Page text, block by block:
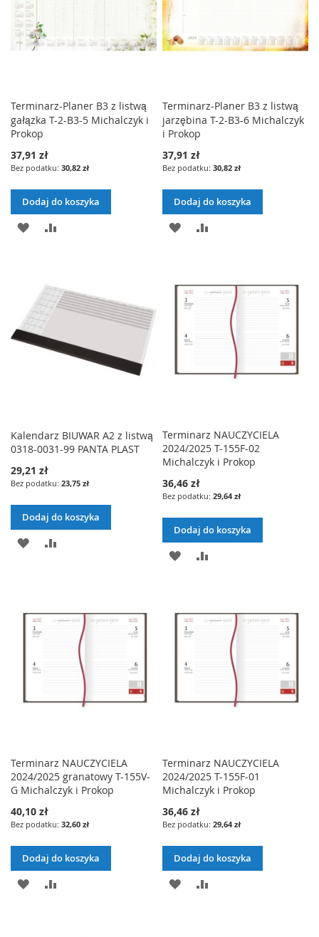
Terminarz-Planer B3 z listwą
gałązka T-2-B3-5 Michalczyk i
Prokop
37,91 zł
30,82 zł
Dodaj do koszyka
DODAJ
ŻYCZEŃ
Terminarz-Planer B3 z listwą
jarzębina T-2-B3-6 Michalczyk
i Prokop
37,91 zł
30,82 zł
Dodaj do koszyka
DODAJ
ŻYCZEŃ
Kalendarz BIUWAR A2 z listwą
0318-0031-99 PANTA PLAST
29,21 zł
23,75 zł
Dodaj do koszyka
DODAJ
ŻYCZEŃ
Terminarz NAUCZYCIELA
2024/2025 T-155F-02
Michalczyk i Prokop
36,46 zł
29,64 zł
Dodaj do koszyka
DODAJ
ŻYCZEŃ
Terminarz NAUCZYCIELA
2024/2025 granatowy T-155V-
G Michalczyk i Prokop
40,10 zł
32,60 zł
Dodaj do koszyka
DODAJ
Terminarz NAUCZYCIELA
2024/2025 T-155F-01
Michalczyk i Prokop
36,46 zł
29,64 zł
Dodaj do koszyka
DODAJ